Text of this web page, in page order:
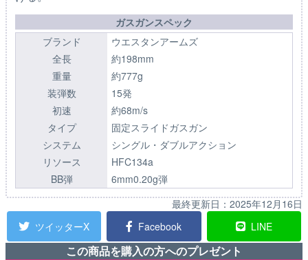
ガスガンスペック
ブランド
ウエスタンアームズ
全長
約198mm
重量
約777g
装弾数
15発
初速
約68m/s
タイプ
固定スライドガスガン
システム
シングル・ダブルアクション
リソース
HFC134a
BB弾
6mm0.20g弾
最終更新日： 2025年12月16日
ツイッターX
Facebook LINE
この商品を購入の方へのプレゼント